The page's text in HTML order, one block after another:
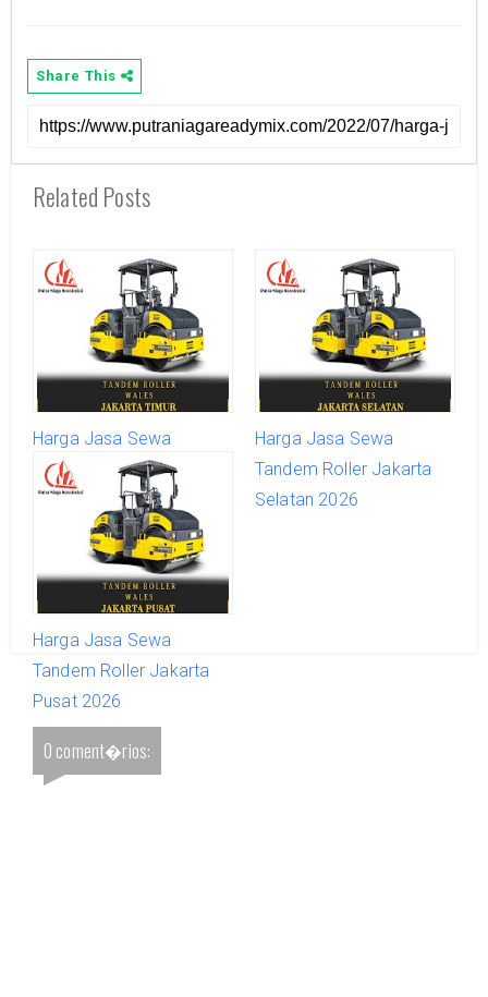
Share This
Related Posts
Harga Jasa Sewa
Tandem Roller Jakarta
Timur 2026
Harga Jasa Sewa
Tandem Roller Jakarta
Selatan 2026
Harga Jasa Sewa
Tandem Roller Jakarta
Pusat 2026
0 coment�rios: